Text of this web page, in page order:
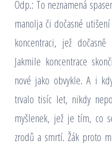
Odp.: To neznamená
manolja či dočasné
koncentraci, jež
Jakmile koncentrace
nové jako obvykle. A i
trvalo tisíc let, nikdy
myšlenek, jež je tím, co
zrodů a smrtí. Žák proto